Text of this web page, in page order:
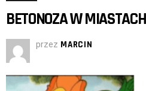
BETONOZA W MIASTACH
przez MARCIN